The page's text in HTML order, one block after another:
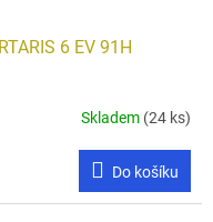
6 EV 91H
Skladem (24 ks)
Do košíku